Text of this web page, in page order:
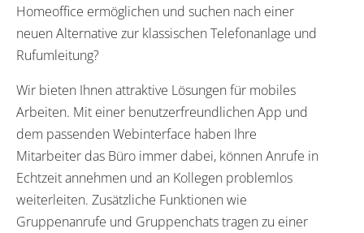
Homeoffice ermöglichen und suchen nach einer
neuen Alternative zur klassischen Telefonanlage und
Rufumleitung?
Wir bieten Ihnen attraktive Lösungen für mobiles
Arbeiten. Mit einer benutzerfreundlichen App und
dem passenden Webinterface haben Ihre
Mitarbeiter das Büro immer dabei, können Anrufe in
Echtzeit annehmen und an Kollegen problemlos
weiterleiten. Zusätzliche Funktionen wie
Gruppenanrufe und Gruppenchats tragen zu einer